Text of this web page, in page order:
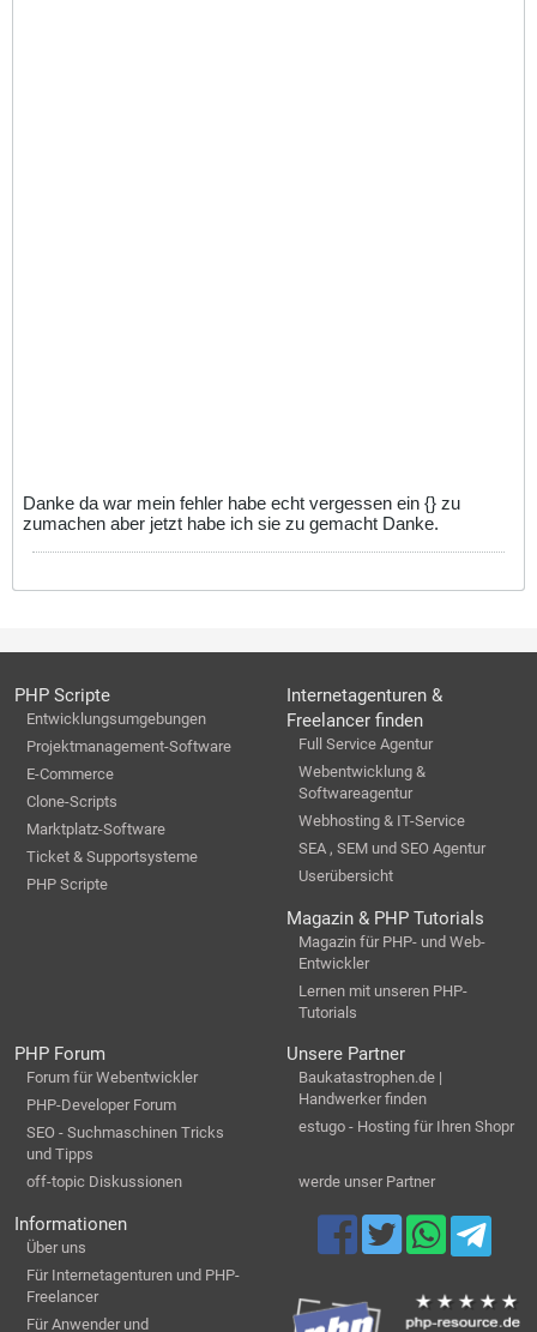
Danke da war mein fehler habe echt vergessen ein {} zu
zumachen aber jetzt habe ich sie zu gemacht Danke.
PHP Scripte
Entwicklungsumgebungen
Projektmanagement-Software
E-Commerce
Clone-Scripts
Marktplatz-Software
Ticket & Supportsysteme
PHP Scripte
Internetagenturen &
Freelancer finden
Full Service Agentur
Webentwicklung &
Softwareagentur
Webhosting & IT-Service
SEA , SEM und SEO Agentur
Userübersicht
Magazin & PHP Tutorials
Magazin für PHP- und Web-
Entwickler
Lernen mit unseren PHP-
Tutorials
PHP Forum
Forum für Webentwickler
PHP-Developer Forum
SEO - Suchmaschinen Tricks
und Tipps
off-topic Diskussionen
Unsere Partner
Baukatastrophen.de |
Handwerker finden
estugo - Hosting für Ihren Shopr
werde unser Partner
Informationen
Über uns
Für Internetagenturen und PHP-
Freelancer
Für Anwender und